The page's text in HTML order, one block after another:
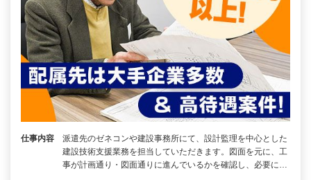
仕事内容
派遣先のゼネコンや建設事務所にて、設計監理を中心とした
建設技術支援業務を担当していただきます。図面を元に、工
事が計画通り・図面通りに進んでいるかを確認し、必要に…